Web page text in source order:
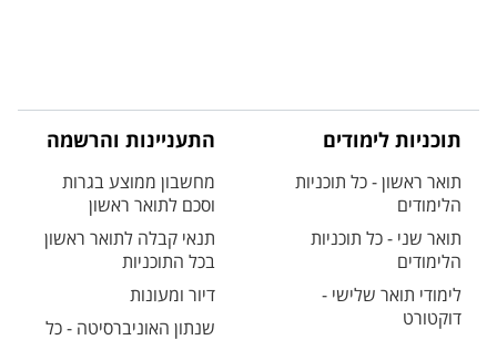
תוכניות לימודים
תואר ראשון - כל תוכניות
הלימודים
תואר שני - כל תוכניות
הלימודים
לימודי תואר שלישי -
דוקטורט
התעניינות והרשמה
מחשבון ממוצע בגרות
וסכם לתואר ראשון
תנאי קבלה לתואר ראשון
בכל התוכניות
דיור ומעונות
שנתון האוניברסיטה - כל